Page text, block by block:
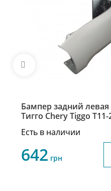
Бампер задний левая
Тигго Chery Tiggo
Есть в наличии
642 грн